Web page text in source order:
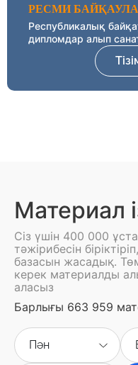
РЕСМИ
Республикалық
дипломдар алып
Материал
Сіз үшін 400 000
тәжірибесін
базасын жасадық.
керек материалды
аласыз
Барлығы 663 959
Пән